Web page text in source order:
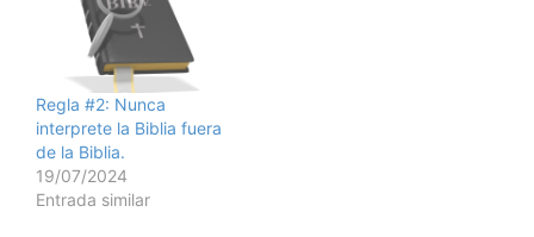
Regla #2: Nunca
interprete la Biblia fuera
de la Biblia.
19/07/2024
Entrada similar